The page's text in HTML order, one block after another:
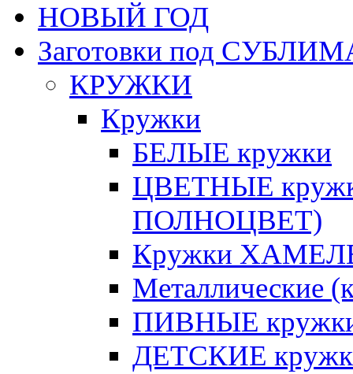
НОВЫЙ ГОД
Заготовки под
КРУЖКИ
Кружки
БЕЛЫЕ кружки
ЦВЕТНЫЕ
ПОЛНОЦВЕТ)
Кружки
Металлические
ПИВНЫЕ
ДЕТСКИЕ